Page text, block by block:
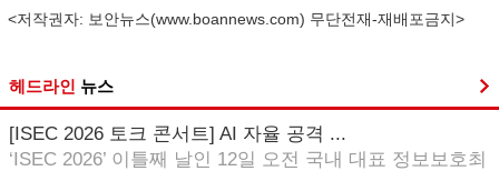
<저작권자: 보안뉴스(www.boannews.com) 무단전재-재배포금지>
헤드라인 뉴스
[ISEC 2026 토크 콘서트] AI 자율 공격 ...
‘ISEC 2026’ 이틀째 날인 12일 오전 국내 대표 정보보호최